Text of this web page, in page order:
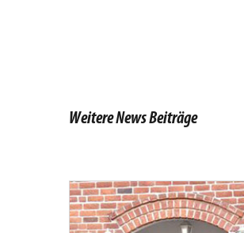
Weitere News Beiträge